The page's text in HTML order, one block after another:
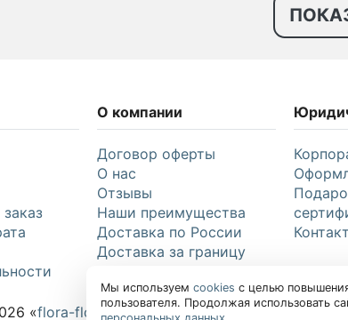
О компании
Договор оферты
О нас
Отзывы
Наши преимущества
Доставка по России
Доставка за границу
«flora-flora.ru»
Мы используем cookies с целью
пользователя. Продолжая использовать